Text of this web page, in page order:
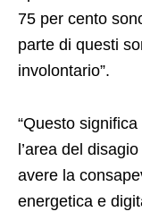
75 per cento
parte di questi
involontario”.
“Questo
l’area del
avere la
energetica e